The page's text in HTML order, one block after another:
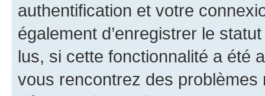
authentification et votre
également d’enregistrer le
lus, si cette fonctionnalité a été
vous rencontrez des